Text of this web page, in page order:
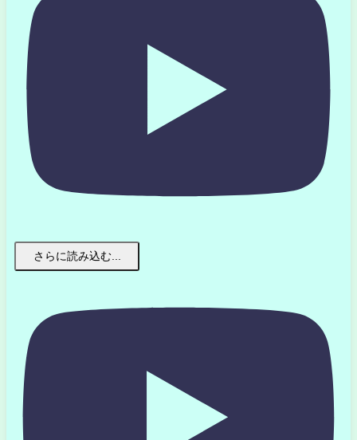
さらに読み込む...